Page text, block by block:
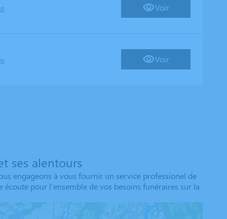
Voir
Voir
ses alentours
engageons à vous fournir un service professionel de
écoute pour l'ensemble de vos besoins funéraires sur la